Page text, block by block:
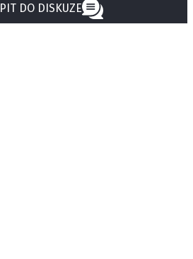
DO DISKUZE